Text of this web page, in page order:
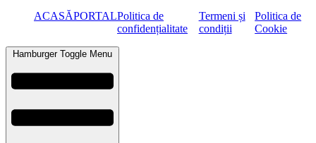
ACASĂPORTALPolitica de
confidențialitate
Termeni și
condiții
Politica de
Cookie
Hamburger Toggle Menu